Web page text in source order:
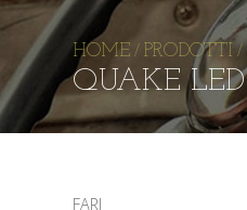
HOME /PRODOTTI /
QUAKE LED
FARI